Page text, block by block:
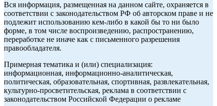
Вся информация, размещенная на данном сайте, охраняется в
соответствии с законодательством РФ об авторском праве и не
подлежит использованию кем-либо в какой бы то ни было
форме, в том числе воспроизведению, распространению,
переработке не иначе как с письменного разрешения
правообладателя.
Примерная тематика и (или) специализация:
информационная, информационно-аналитическая,
политическая, образовательная, спортивная, развлекательная,
культурно-просветительская, реклама в соответствии с
законодательством Российской Федерации о рекламе